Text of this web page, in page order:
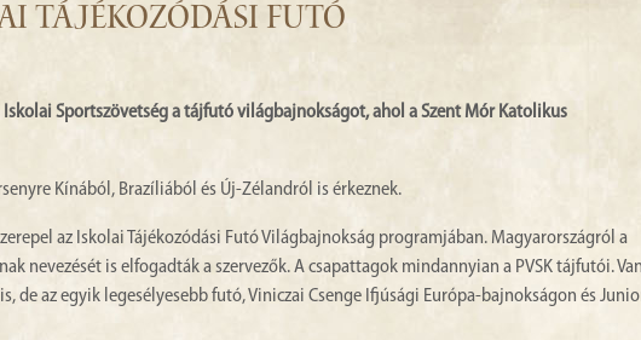
TÁJÉKOZÓDÁSI FUTÓ
Sportszövetség a tájfutó világbajnokságot, ahol a Szent Mór Katolikus
Kínából, Brazíliából és Új-Zélandról is érkeznek.
az Iskolai Tájékozódási Futó Világbajnokság programjában. Magyarországról a
nevezését is elfogadták a szervezők. A csapattagok mindannyian a PVSK tájfutói.
de az egyik legesélyesebb futó, Viniczai Csenge Ifjúsági Európa-bajnokságon és